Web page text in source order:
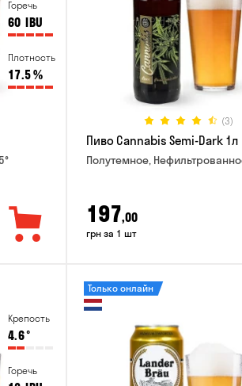
Горечь
60 IBU
Плотность
17.5%
(3)
Пиво Cannabis Semi-Dark 1л
Полутемное,
197,00
грн за 1 шт
Крепость
4.6°
Горечь
Только онлайн